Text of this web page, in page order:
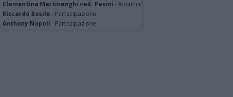
Clementina Martinenghi ved. Pasini - Annuncio famiglia
Riccardo Basile - Partecipazione
Anthony Napoli - Partecipazione